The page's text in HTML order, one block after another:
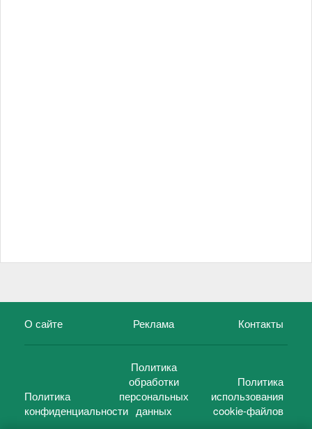
О сайте Реклама Контакты
Политика
конфиденциальности
Политика
обработки
персональных
данных
Политика
использования
cookie-файлов